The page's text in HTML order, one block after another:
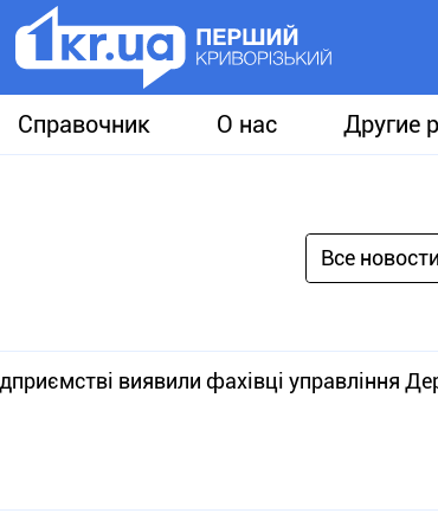
Справочник О нас Другие
Все новости
виявили фахівці управління